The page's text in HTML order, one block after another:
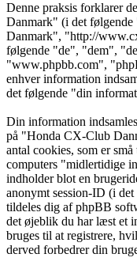
Denne praksis forklarer
Danmark" (i det
Danmark", "http://
følgende "de", "dem",
"www.phpbb.com",
enhver information
det følgende "din
Din information
på "Honda CX-Club
antal cookies, som er
computers "midlertidige
indholder blot en
anonymt session-ID (i
tildeles dig af phpBB
det øjeblik du har læst et
bruges til at registrere,
derved forbedrer din